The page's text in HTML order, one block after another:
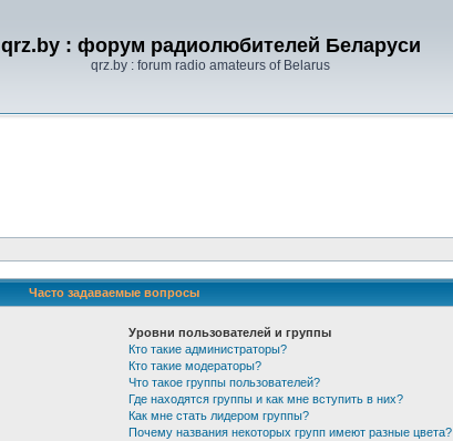
qrz.by : форум радиолюбителей Беларуси
qrz.by : forum radio amateurs of Belarus
Часто задаваемые вопросы
Уровни пользователей и группы
Кто такие администраторы?
Кто такие модераторы?
Что такое группы пользователей?
Где находятся группы и как мне вступить в них?
Как мне стать лидером группы?
Почему названия некоторых групп имеют разные цвета?